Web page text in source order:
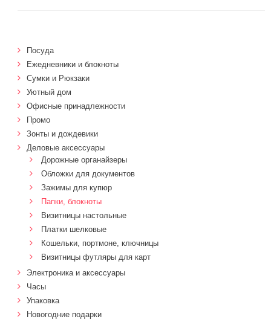
Посуда
Ежедневники и блокноты
Сумки и Рюкзаки
Уютный дом
Офисные принадлежности
Промо
Зонты и дождевики
Деловые аксессуары
Дорожные органайзеры
Обложки для документов
Зажимы для купюр
Папки, блокноты
Визитницы настольные
Платки шелковые
Кошельки, портмоне, ключницы
Визитницы футляры для карт
Электроника и аксессуары
Часы
Упаковка
Новогодние подарки